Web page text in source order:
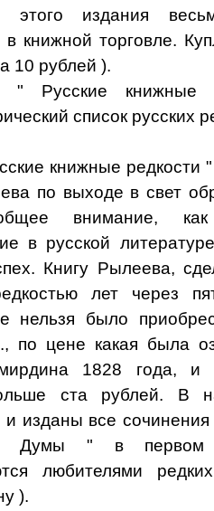
этого издания
в книжной торговле.
10 рублей ).
" Русские книжные
список русских
книжные редкости
по выходе в свет
внимание,
в русской
Книгу Рылеева,
лет через
нельзя было
по цене какая была
1828 года, и
ста рублей. В
и изданы все
" в первом
любителями
).